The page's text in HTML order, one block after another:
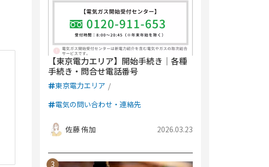
【東京電力エリア】開始手続き｜各種
手続き・問合せ電話番号
東京電力エリア
電気の問い合わせ・連絡先
佐藤 侑加 2026.03.23